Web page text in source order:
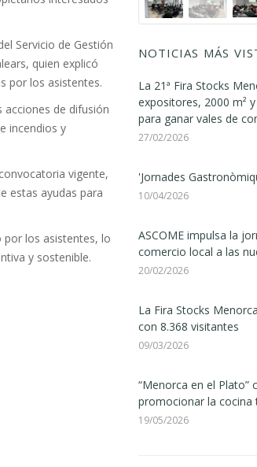
Servicio de Gestión
quien explicó
por los asistentes.
acciones de difusión
incendios y
vigente,
estas ayudas para
por los asistentes, lo
y sostenible.
NOTICIAS MÁS
La 21ª Fira Stocks
expositores, 2000 m²
para ganar vales de
27/02/2026
'Jornades
10/04/2026
ASCOME impulsa la
comercio local a las
20/02/2026
La Fira Stocks
con 8.368 visitantes
09/03/2026
“Menorca en el Plato”
promocionar la cocina
19/05/2026